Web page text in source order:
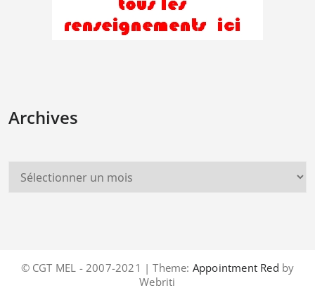
Archives
© CGT MEL - 2007-2021 | Theme: Appointment Red by
Webriti